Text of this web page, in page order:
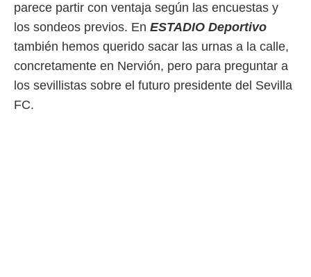
y
en
más
nuestra
y
parece partir con ventaja según las encuestas y
los sondeos previos. En ESTADIO Deportivo
también hemos querido sacar las urnas a la calle,
concretamente en Nervión, pero para preguntar a
los sevillistas sobre el futuro presidente del Sevilla
FC.